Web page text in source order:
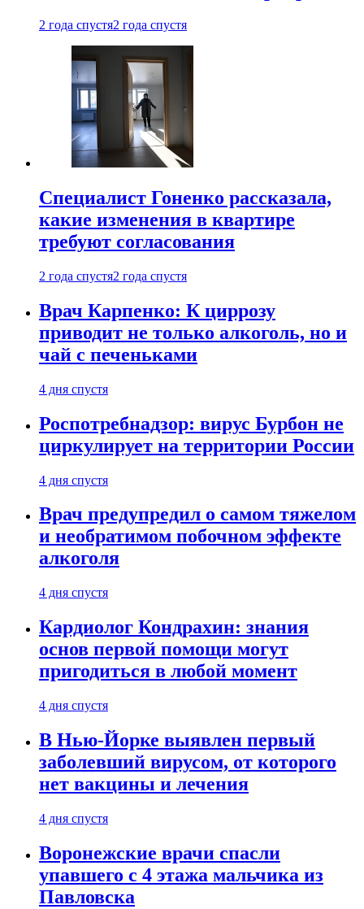
2 года спустя2 года спустя
Специалист Гоненко рассказала,
какие изменения в квартире
требуют согласования
2 года спустя2 года спустя
Врач Карпенко: К циррозу
приводит не только алкоголь, но и
чай с печеньками
4 дня спустя
Роспотребнадзор: вирус Бурбон не
циркулирует на территории России
4 дня спустя
Врач предупредил о самом тяжелом
и необратимом побочном эффекте
алкоголя
4 дня спустя
Кардиолог Кондрахин: знания
основ первой помощи могут
пригодиться в любой момент
4 дня спустя
В Нью-Йорке выявлен первый
заболевший вирусом, от которого
нет вакцины и лечения
4 дня спустя
Воронежские врачи спасли
упавшего с 4 этажа мальчика из
Павловска